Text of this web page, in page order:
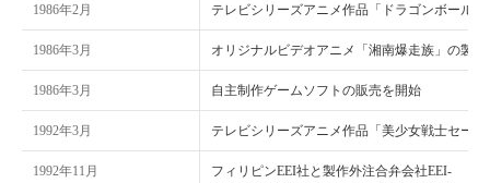
1986年2月 テレビシリーズアニメ作品「ドラゴンボール
1986年3月 オリジナルビデオアニメ「湘南爆走族」の製作
1986年3月 自主制作ゲームソフトの販売を開始
1992年3月 テレビシリーズアニメ作品「美少女戦士セー
1992年11月
フィリピンEEI社と製作外注合弁会社EEI-